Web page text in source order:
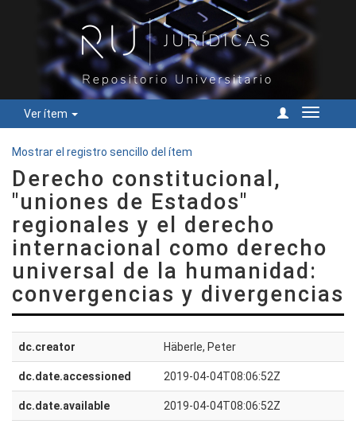
Ver ítem
Cambiar
Mostrar el registro sencillo del ítem
Derecho constitucional,
"uniones de Estados"
regionales y el derecho
internacional como derecho
universal de la humanidad:
convergencias y divergencias
dc.creator Häberle, Peter
dc.date.accessioned 2019-04-04T08:06:52Z
dc.date.available 2019-04-04T08:06:52Z